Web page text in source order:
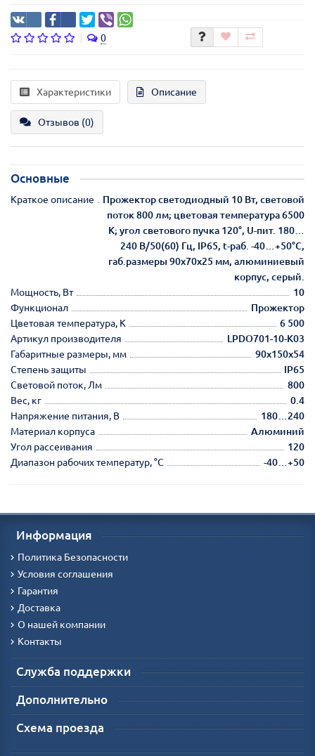
0
Характеристики Описание
Отзывов (0)
Основные
Краткое описание
Прожектор светодиодный 10 Вт, световой
поток 800 лм; цветовая температура 6500
К; угол светового пучка 120°, U-пит. 180…
240 В/50(60) Гц, IP65, t-раб. -40…+50°С,
габ.размеры 90х70х25 мм, алюминиевый
корпус, серый.
Мощность, Вт
10
Функционал
Прожектор
Цветовая температура, К
6 500
Артикул производителя
LPDO701-10-K03
Габаритные размеры, мм
90х150х54
Степень защиты
IP65
Световой поток, Лм
800
Вес, кг
0.4
Напряжение питания, В
180…240
Материал корпуса
Алюминий
Угол рассеивания
120
Диапазон рабочих температур, °С
-40…+50
Информация
Политика Безопасности
Условия соглашения
Гарантия
Доставка
О нашей компании
Контакты
Служба поддержки
Дополнительно
Схема проезда